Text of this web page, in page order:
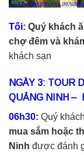
Tối: Quý khách
chợ đêm và
khách sạn
NGÀY 3: TOUR
QUẢNG NINH –
06h30: Quý
mua sắm hoặc
Ninh được đánh